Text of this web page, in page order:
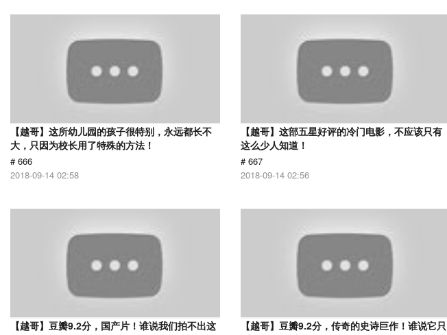
【越哥】这所幼儿园的孩子很特别，永远都长不
大，只因为校长用了特殊的方法！
# 666
2018-09-14 02:58
【越哥】这部五星好评的冷门电影，不应该只有
这么少人知道！
# 667
2018-09-14 02:56
【越哥】豆瓣9.2分，国产片！谁说我们拍不出这
【越哥】豆瓣9.2分，传奇的史诗巨作！谁说它只